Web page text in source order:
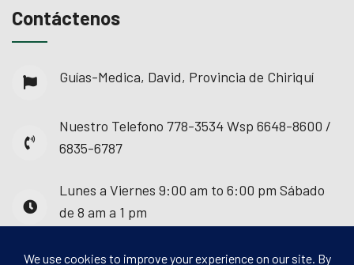
Contáctenos
Guías-Medica, David, Provincia de Chiriquí
Nuestro Telefono 778-3534 Wsp 6648-8600 /
6835-6787
Lunes a Viernes 9:00 am to 6:00 pm Sábado
de 8 am a 1 pm